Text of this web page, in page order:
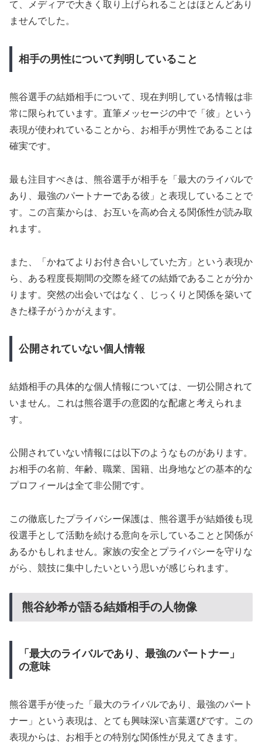
て、メディアで大きく取り上げられることはほとんどあり
ませんでした。
相手の男性について判明していること
熊谷選手の結婚相手について、現在判明している情報は非
常に限られています。直筆メッセージの中で「彼」という
表現が使われていることから、お相手が男性であることは
確実です。
最も注目すべきは、熊谷選手が相手を「最大のライバルで
あり、最強のパートナーである彼」と表現していることで
す。この言葉からは、お互いを高め合える関係性が読み取
れます。
また、「かねてよりお付き合いしていた方」という表現か
ら、ある程度長期間の交際を経ての結婚であることが分か
ります。突然の出会いではなく、じっくりと関係を築いて
きた様子がうかがえます。
公開されていない個人情報
結婚相手の具体的な個人情報については、一切公開されて
いません。これは熊谷選手の意図的な配慮と考えられま
す。
公開されていない情報には以下のようなものがあります。
お相手の名前、年齢、職業、国籍、出身地などの基本的な
プロフィールは全て非公開です。
この徹底したプライバシー保護は、熊谷選手が結婚後も現
役選手として活動を続ける意向を示していることと関係が
あるかもしれません。家族の安全とプライバシーを守りな
がら、競技に集中したいという思いが感じられます。
熊谷紗希が語る結婚相手の人物像
「最大のライバルであり、最強のパートナー」
の意味
熊谷選手が使った「最大のライバルであり、最強のパート
ナー」という表現は、とても興味深い言葉選びです。この
表現からは、お相手との特別な関係性が見えてきます。